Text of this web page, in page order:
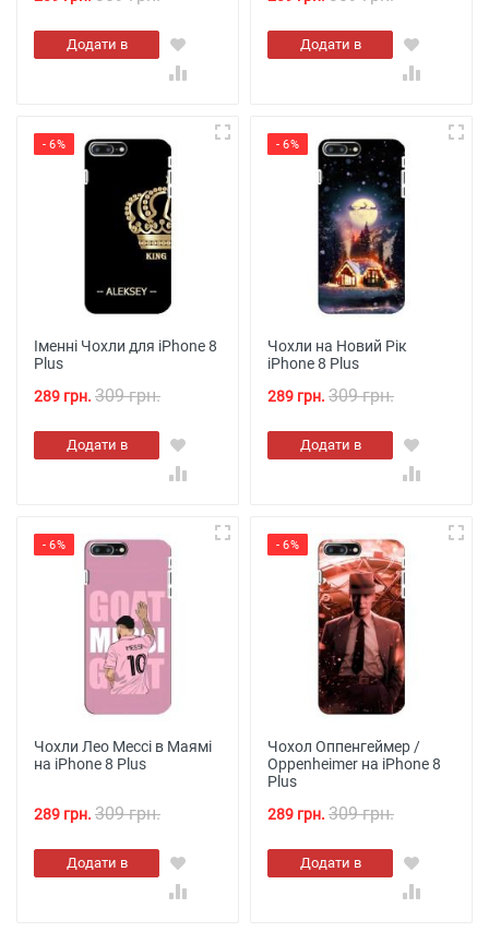
Додати в
кошик
Додати в
кошик
- 6%
Іменні Чохли для iPhone 8
Plus
289 грн. 309 грн.
Додати в
кошик
- 6%
Чохли на Новий Рік
iPhone 8 Plus
289 грн. 309 грн.
Додати в
кошик
- 6%
Чохли Лео Мессі в Маямі
на iPhone 8 Plus
289 грн. 309 грн.
Додати в
кошик
- 6%
Чохол Оппенгеймер /
Oppenheimer на iPhone 8
Plus
289 грн. 309 грн.
Додати в
кошик